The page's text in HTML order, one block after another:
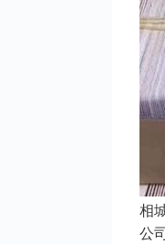
相
公